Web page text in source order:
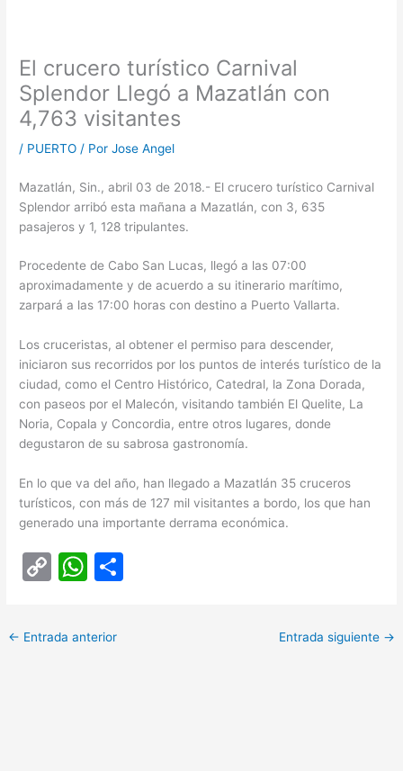
El crucero turístico Carnival
Splendor Llegó a Mazatlán con
4,763 visitantes
/ PUERTO / PorJose Angel
Mazatlán, Sin., abril 03 de 2018.- El crucero turístico Carnival
Splendor arribó esta mañana a Mazatlán, con 3, 635
pasajeros y 1, 128 tripulantes.
Procedente de Cabo San Lucas, llegó a las 07:00
aproximadamente y de acuerdo a su itinerario marítimo,
zarpará a las 17:00 horas con destino a Puerto Vallarta.
Los cruceristas, al obtener el permiso para descender,
iniciaron sus recorridos por los puntos de interés turístico de la
ciudad, como el Centro Histórico, Catedral, la Zona Dorada,
con paseos por el Malecón, visitando también El Quelite, La
Noria, Copala y Concordia, entre otros lugares, donde
degustaron de su sabrosa gastronomía.
En lo que va del año, han llegado a Mazatlán 35 cruceros
turísticos, con más de 127 mil visitantes a bordo, los que han
generado una importante derrama económica.
C
p
y
W
at
s
← Entrada anterior Entrada siguiente →